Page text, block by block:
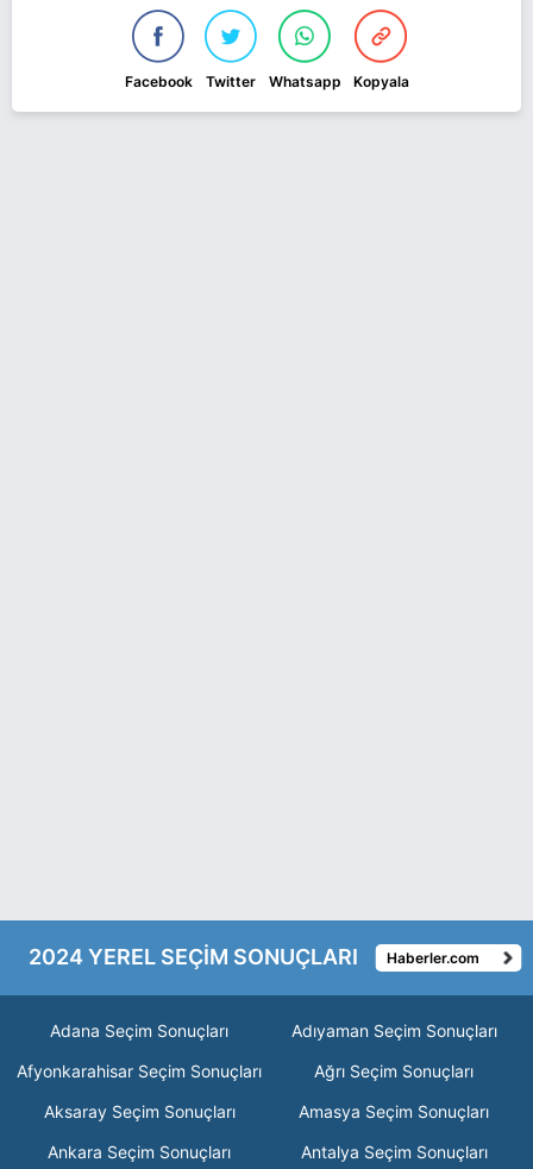
Facebook Twitter Whatsapp Kopyala
2024 YEREL SEÇİM SONUÇLARI Haberler.com
Adana Seçim Sonuçları
Adıyaman Seçim Sonuçları
Afyonkarahisar Seçim Sonuçları
Ağrı Seçim Sonuçları
Aksaray Seçim Sonuçları
Amasya Seçim Sonuçları
Ankara Seçim Sonuçları
Antalya Seçim Sonuçları